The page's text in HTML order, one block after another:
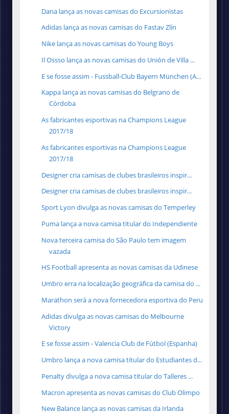
Dana lança as novas camisas do Excursionistas
Adidas lança as novas camisas do Fastav Zlín
Nike lança as novas camisas do Young Boys
Il Ossso lança as novas camisas do Unión de Villa ...
E se fosse assim - Fussball-Club Bayern München (A...
Kappa lança as novas camisas do Belgrano de
Córdoba
As fabricantes esportivas na Champions League
2017/18
As fabricantes esportivas na Champions League
2017/18
Designer cria camisas de clubes brasileiros inspir...
Designer cria camisas de clubes brasileiros inspir...
Sport Lyon divulga as novas camisas do Temperley
Puma lança a nova camisa titular do Independiente
Nova terceira camisa do São Paulo tem imagem
vazada
HS Football apresenta as novas camisas da Udinese
Umbro erra na localização geográfica da camisa do ...
Marathon será a nova fornecedora esportiva do Peru
Adidas divulga as novas camisas do Melbourne
Victory
E se fosse assim - Valencia Club de Fútbol (Espanha)
Umbro lança a nova camisa titular do Estudiantes d...
Penalty divulga a nova camisa titular do Talleres ...
Macron apresenta as novas camisas do Club Olimpo
New Balance lança as novas camisas da Irlanda